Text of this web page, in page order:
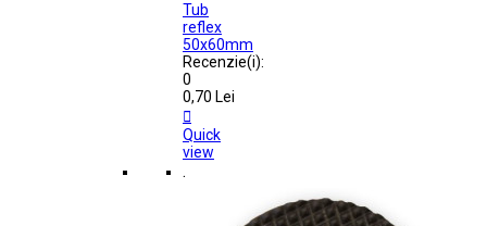
Tub
reflex
50x60mm
Recenzie(i):
0
0,70 Lei

Quick
view
.